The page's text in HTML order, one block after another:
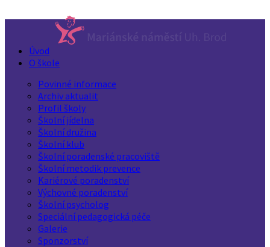
Úvod
O škole
Povinné informace
Archiv aktualit
Profil školy
Školní jídelna
Školní družina
Školní klub
Školní poradenské pracoviště
Školní metodik prevence
Kariérové poradenství
Výchovné poradenství
Školní psycholog
Speciální pedagogická péče
Galerie
Sponzorství